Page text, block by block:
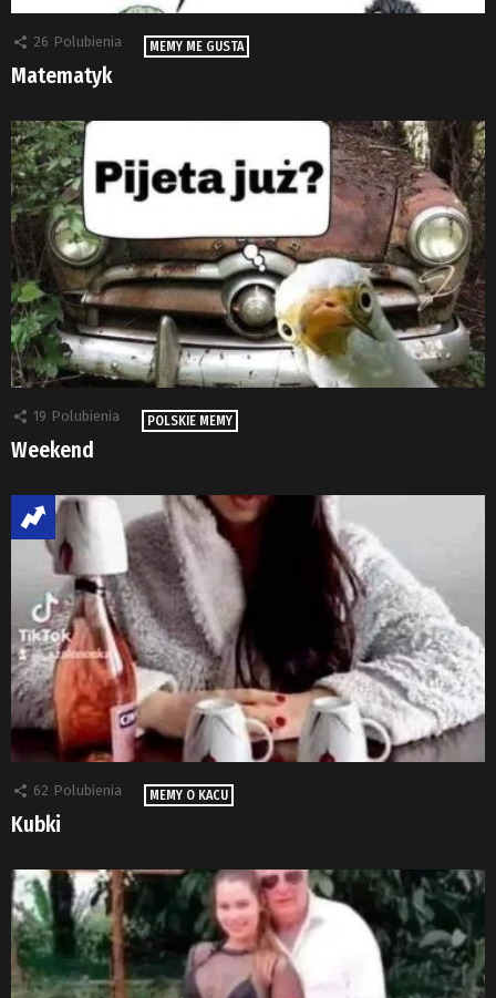
26 Polubienia MEMY ME GUSTA
Matematyk
19 Polubienia POLSKIE MEMY
Weekend
62 Polubienia MEMY O KACU
Kubki